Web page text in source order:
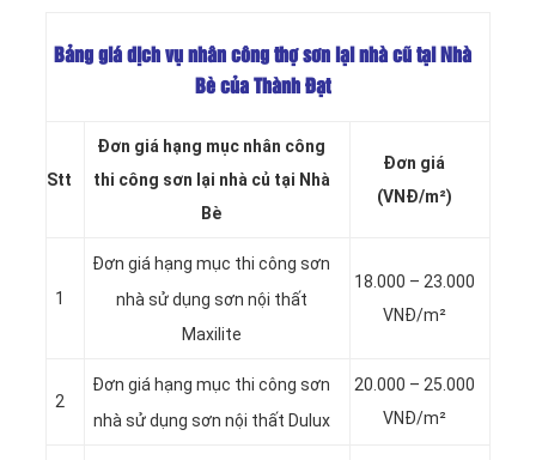
Bảng giá dịch vụ nhân công thợ sơn lại nhà cũ tại Nhà
Bè của Thành Đạt
Stt
Đơn giá hạng mục nhân công
thi công sơn lại nhà củ tại Nhà
Bè
Đơn giá
(VNĐ/m²)
1
Đơn giá hạng mục thi công sơn
nhà sử dụng sơn nội thất
Maxilite
18.000 – 23.000
VNĐ/m²
2
Đơn giá hạng mục thi công sơn
nhà sử dụng sơn nội thất Dulux
20.000 – 25.000
VNĐ/m²